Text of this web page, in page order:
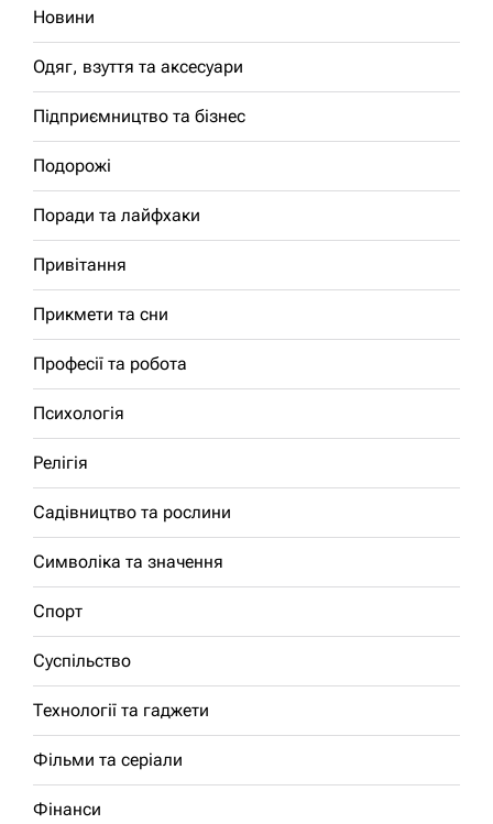
Новини
Одяг, взуття та аксесуари
Підприємництво та бізнес
Подорожі
Поради та лайфхаки
Привітання
Прикмети та сни
Професії та робота
Психологія
Релігія
Садівництво та рослини
Символіка та значення
Спорт
Суспільство
Технології та гаджети
Фільми та серіали
Фінанси